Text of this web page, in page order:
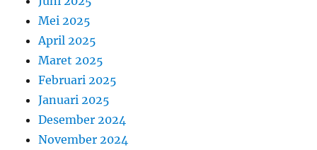
Mei 2025
April 2025
Maret 2025
Februari 2025
Januari 2025
Desember 2024
November 2024